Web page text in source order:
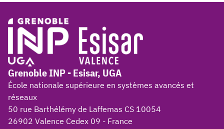
Grenoble INP - Esisar, UGA
École nationale supérieure en systèmes avancés et
réseaux
50 rue Barthélémy de Laffemas CS 10054
26902 Valence Cedex 09 - France